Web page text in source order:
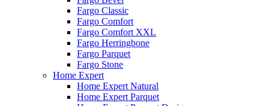
Fargo Classic
Fargo Comfort
Fargo Comfort XXL
Fargo Herringbone
Fargo Parquet
Fargo Stone
Home Expert
Home Expert Natural
Home Expert Parquet